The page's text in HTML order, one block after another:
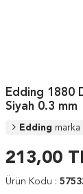
Edding 1880
Siyah 0.3 mm
Edding
213,00
Ürün Kodu :